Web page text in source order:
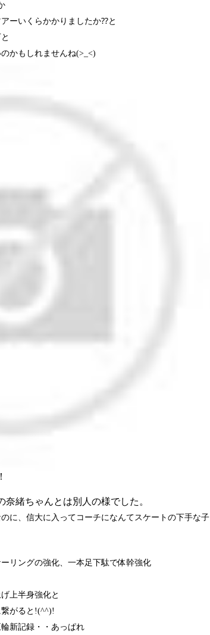
ーいくらかかりましたか⁇と
かもしれませんね(>_<)
緒ちゃんとは別人の様でした。
に、信大に入ってコーチになんてスケートの下手な子
リングの強化、一本足下駄で体幹強化
上半身強化と
がると!(^^)!
新記録・・あっぱれ